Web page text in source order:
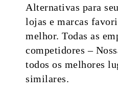
Alternativas para
lojas e marcas
melhor. Todas as
competidores –
todos os melhores
similares.